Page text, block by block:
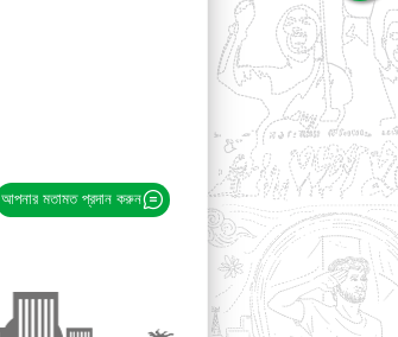
আপনার মতামত প্রদান করুন